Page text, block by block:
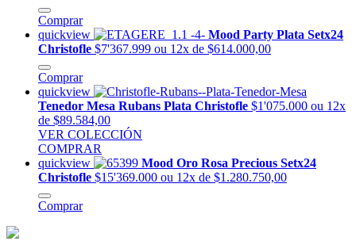
Comprar
quickview
Mood Party Plata Setx24
Christofle $7'367.999 ou 12x de $614.000,00
Comprar
quickview
Tenedor Mesa Rubans Plata Christofle $1'075.000 ou 12x
de $89.584,00
VER COLECCIÓN
COMPRAR
quickview
Mood Oro Rosa Precious Setx24
Christofle $15'369.000 ou 12x de $1.280.750,00
Comprar